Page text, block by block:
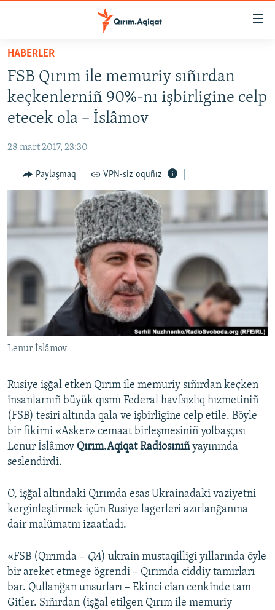
Esas
qaytmaq
Baş
navigatsiyağa
qaytmaq
Qıdıruvğa
SİYASET
İQTİSADİYAT
MEDENİYET
İNSAN AQLARI
SÜRET
BLOGLAR
FİKİR
Русский
Українською
QOŞULIÑIZ!
RFE/RS bütün saytları
HABERLER
FSB Qırım ile memuriy sıñırdan
keçkenlerniñ 90%-nı işbirligine celp
etecek ola – İslâmov
28 mart 2017, 23:30
Paylaşmaq VPN-siz oquñız
Lenur İslâmov
Rusiye işğal etken Qırım ile memuriy sıñırdan keçken
insanlarnıñ büyük qısmı Federal havfsızlıq hızmetiniñ
(FSB) tesiri altında qala ve işbirligine celp etile. Böyle
bir fikirni «Asker» cemaat birleşmesiniñ yolbaşçısı
Lenur İslâmov Qırım.Aqiqat Radiosınıñyayınında
seslendirdi.
O, işğal altındaki Qırımda esas Ukrainadaki vaziyetni
kerginleştirmek içün Rusiye lagerleri azırlanğanına
dair malümatnı izaatladı.
«FSB (Qırımda – QA) ukrain mustaqilligi yıllarında öyle
bir areket etmege ögrendi – Qırımda ciddiy tamırları
bar. Qullanğan unsurları – Ekinci cian cenkinde tam
Gitler. Sıñırdan (işğal etilgen Qırım ile memuriy